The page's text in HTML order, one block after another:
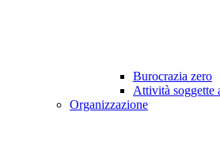
Burocrazia zero
Attività soggette
Organizzazione